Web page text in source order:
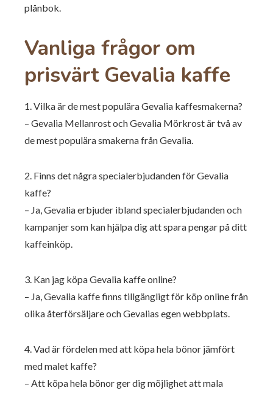
plånbok.
Vanliga frågor om
prisvärt Gevalia kaffe
1. Vilka är de mest populära Gevalia kaffesmakerna?
– Gevalia Mellanrost och Gevalia Mörkrost är två av
de mest populära smakerna från Gevalia.
2. Finns det några specialerbjudanden för Gevalia
kaffe?
– Ja, Gevalia erbjuder ibland specialerbjudanden och
kampanjer som kan hjälpa dig att spara pengar på ditt
kaffeinköp.
3. Kan jag köpa Gevalia kaffe online?
– Ja, Gevalia kaffe finns tillgängligt för köp online från
olika återförsäljare och Gevalias egen webbplats.
4. Vad är fördelen med att köpa hela bönor jämfört
med malet kaffe?
– Att köpa hela bönor ger dig möjlighet att mala